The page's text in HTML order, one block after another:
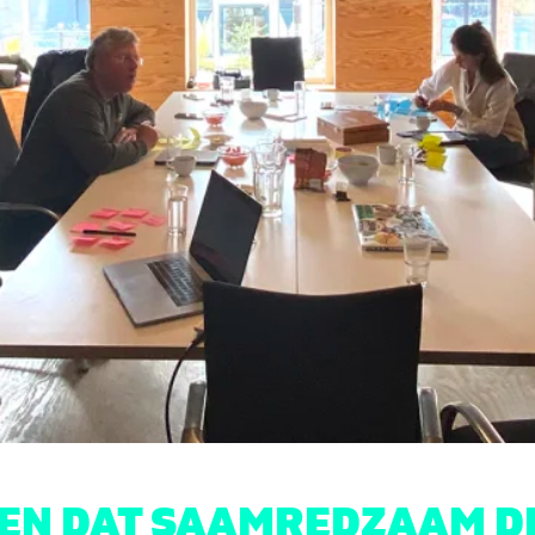
DAT SAAMREDZAAM